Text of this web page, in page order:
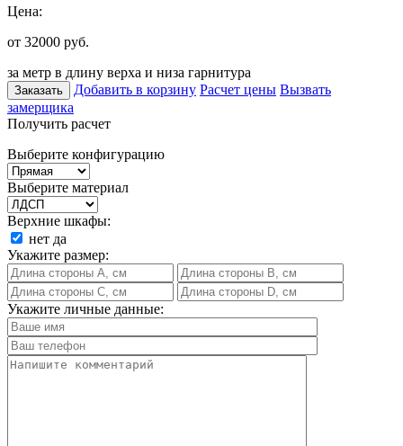
Цена:
от 32000 руб.
за метр в длину верха и низа гарнитура
Заказать Добавить в корзину Расчет цены Вызвать
замерщика
Получить расчет
Выберите конфигурацию
Выберите материал
Верхние шкафы:
нет да
Укажите размер:
Укажите личные данные: